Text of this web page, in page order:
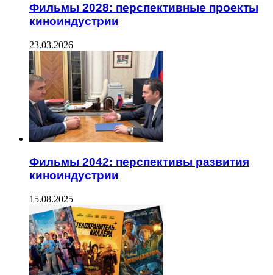
Фильмы 2028: перспективные проекты
киноиндустрии
23.03.2026
Фильмы 2042: перспективы развития
киноиндустрии
15.08.2025